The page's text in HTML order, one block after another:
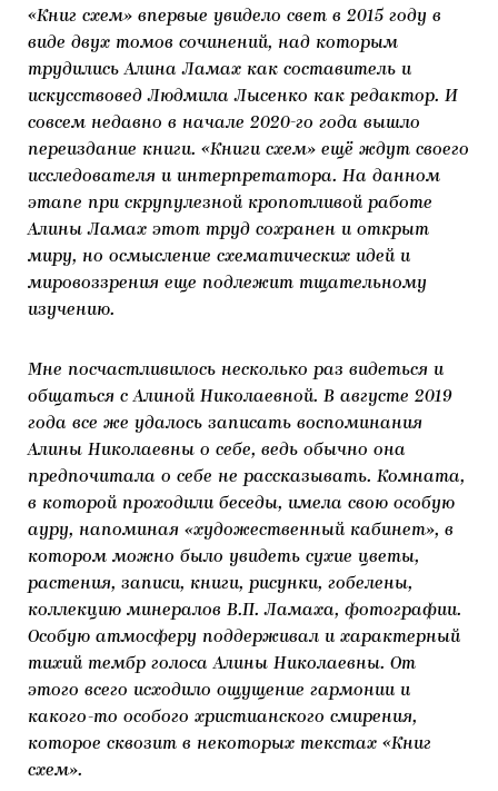
«Книг схем» впервые увидело свет в 2015 году в
виде двух томов сочинений, над которым
трудились Алина Ламах как составитель и
искусствовед Людмила Лысенко как редактор. И
совсем недавно в начале 2020-го года вышло
переиздание книги. «Книги схем» ещё ждут своего
исследователя и интерпретатора. На данном
этапе при скрупулезной кропотливой работе
Алины Ламах этот труд сохранен и открыт
миру, но осмысление схематических идей и
мировоззрения еще подлежит тщательному
изучению.
Мне посчастливилось несколько раз видеться и
общаться с Алиной Николаевной. В августе 2019
года все же удалось записать воспоминания
Алины Николаевны о себе, ведь обычно она
предпочитала о себе не рассказывать. Комната,
в которой проходили беседы, имела свою особую
ауру, напоминая «художественный кабинет», в
котором можно было увидеть сухие цветы,
растения, записи, книги, рисунки, гобелены,
коллекцию минералов В.П. Ламаха, фотографии.
Особую атмосферу поддерживал и характерный
тихий тембр голоса Алины Николаевны. От
этого всего исходило ощущение гармонии и
какого-то особого христианского смирения,
которое сквозит в некоторых текстах «Книг
схем».